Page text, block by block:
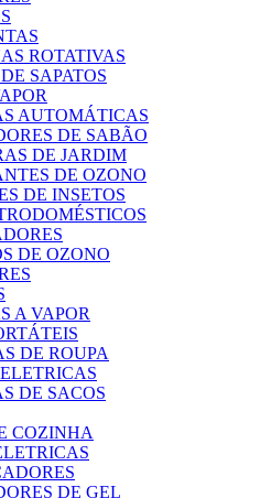
ROTATIVAS
SAPATOS
AUTOMÁTICAS
DE SABÃO
DE JARDIM
DE OZONO
DE INSETOS
DE OZONO
A VAPOR
DE ROUPA
DE SACOS
COZINHA
DE GEL